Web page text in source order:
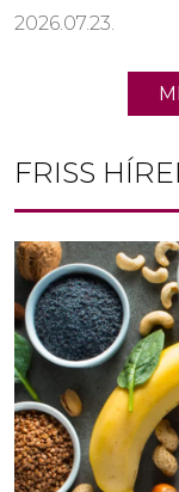
2026.07.23.
FRISS